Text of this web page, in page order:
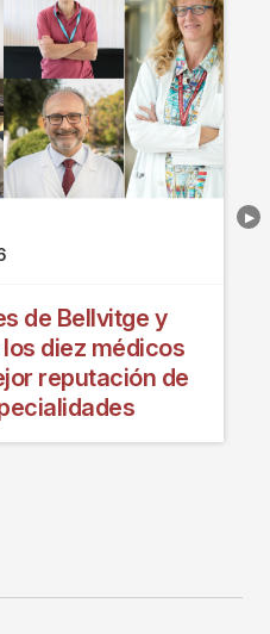
de Bellvitge y
diez médicos
reputación de